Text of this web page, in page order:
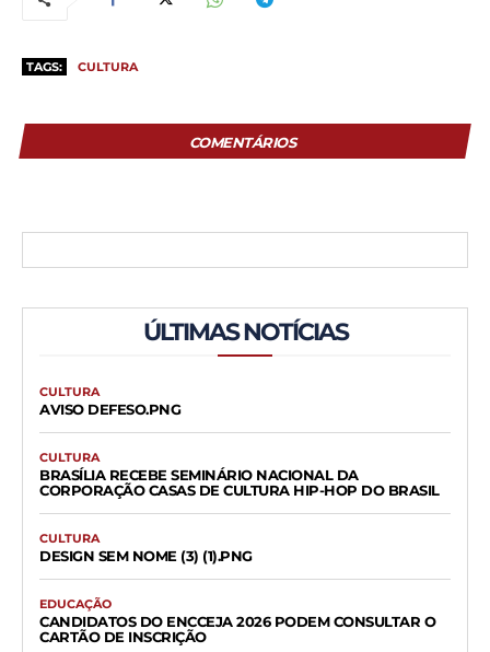
TAGS: CULTURA
COMENTÁRIOS
ÚLTIMAS NOTÍCIAS
CULTURA
AVISO DEFESO.PNG
CULTURA
BRASÍLIA RECEBE SEMINÁRIO NACIONAL DA
CORPORAÇÃO CASAS DE CULTURA HIP-HOP DO BRASIL
CULTURA
DESIGN SEM NOME (3) (1).PNG
EDUCAÇÃO
CANDIDATOS DO ENCCEJA 2026 PODEM CONSULTAR O
CARTÃO DE INSCRIÇÃO